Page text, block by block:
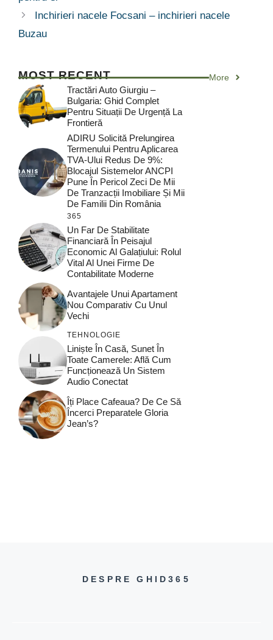
Inchirieri nacele Focsani – inchirieri nacele
Buzau
MOST RECENT More
Tractări Auto Giurgiu –
Bulgaria: Ghid Complet
Pentru Situații De Urgență La
Frontieră
ADIRU Solicită Prelungirea
Termenului Pentru Aplicarea
TVA-Ului Redus De 9%:
Blocajul Sistemelor ANCPI
Pune În Pericol Zeci De Mii
De Tranzacții Imobiliare Și Mii
De Familii Din România
365
Un Far De Stabilitate
Financiară În Peisajul
Economic Al Galațiului: Rolul
Vital Al Unei Firme De
Contabilitate Moderne
Avantajele Unui Apartament
Nou Comparativ Cu Unul
Vechi
TEHNOLOGIE
Liniște În Casă, Sunet În
Toate Camerele: Află Cum
Funcționează Un Sistem
Audio Conectat
Îți Place Cafeaua? De Ce Să
Încerci Preparatele Gloria
Jean’s?
DESPRE GHID365